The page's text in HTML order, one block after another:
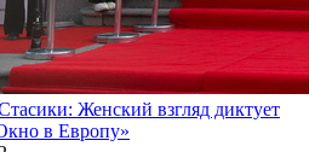
Женский взгляд диктует
в Европу»